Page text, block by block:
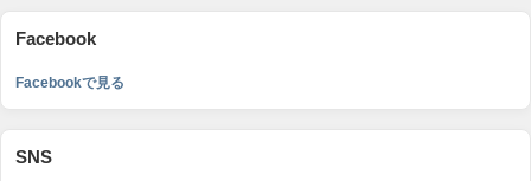
Facebook
Facebookで見る
SNS